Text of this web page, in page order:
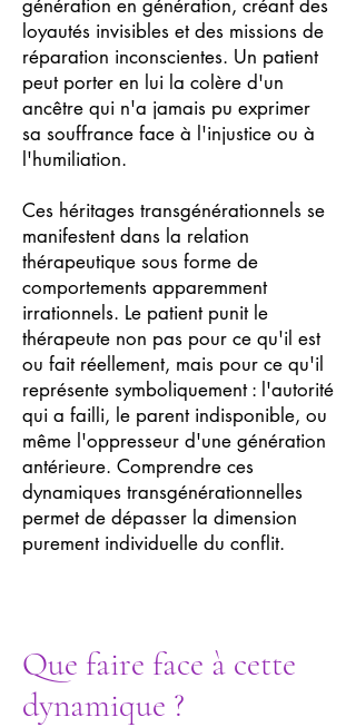
génération en génération, créant des
loyautés invisibles et des missions de
réparation inconscientes. Un patient
peut porter en lui la colère d'un
ancêtre qui n'a jamais pu exprimer
sa souffrance face à l'injustice ou à
l'humiliation.
Ces héritages transgénérationnels se
manifestent dans la relation
thérapeutique sous forme de
comportements apparemment
irrationnels. Le patient punit le
thérapeute non pas pour ce qu'il est
ou fait réellement, mais pour ce qu'il
représente symboliquement : l'autorité
qui a failli, le parent indisponible, ou
même l'oppresseur d'une génération
antérieure. Comprendre ces
dynamiques transgénérationnelles
permet de dépasser la dimension
purement individuelle du conflit.
Que faire face à cette
dynamique ?